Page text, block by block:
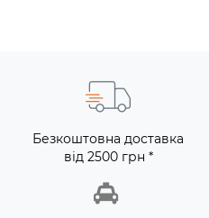
Безкоштовна доставка
від 2500 грн *